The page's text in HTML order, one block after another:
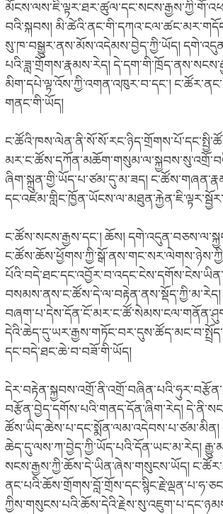
བའི་སྐབས།
སུ་ཁ་བསྒྱུར་ནས་མོས་འདེམས་བྱེད་ཀྱི་ཡོད།
པའི་ཟླ་གྲོགས་རྣམས་རེད།
མིག་དཔེ་ལྟ་འོས་ཀྱི་འགན་འཁུར་བ་དང་།
གནང་གི་ཡོད།
ཞིག་སྐྲུན་གྱི་ཡོད་པ་ཙམ་དུ་མ་ཟད།
ང་ཚོས་སངས་རྒྱས་དང་། ཆོས།
དང་བདེ་ཐང་ཆེ་བ་བཟོ་གི་ཡོད།
བརྩོན་བྱེད་དགོས་པའི་གནད་དོན་ཞིག་རེད།
ཆེད་དུ་ལས་ཀ་བྱེད་ཀྱི་ཡོད་པའི་དོན་ཡང་མ་རེད།
སངས་རྒྱས་ཀྱི་ཆོས་དེ་ཡིན་ཞེས་གསུངས་ཡོད།